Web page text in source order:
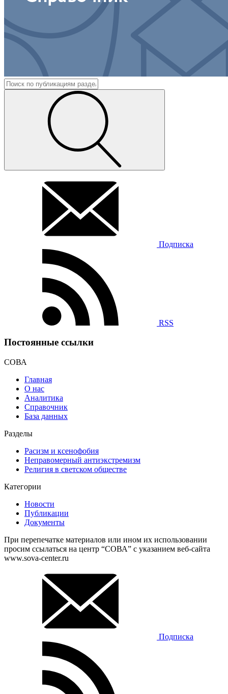
Подписка
RSS
Постоянные ссылки
СОВА
Главная
О нас
Аналитика
Справочник
База данных
Разделы
Расизм и ксенофобия
Неправомерный антиэкстремизм
Религия в светском обществе
Категории
Новости
Публикации
Документы
При перепечатке материалов или ином их использовании
просим ссылаться на центр “СОВА” с указанием веб-сайта
www.sova-center.ru
Подписка